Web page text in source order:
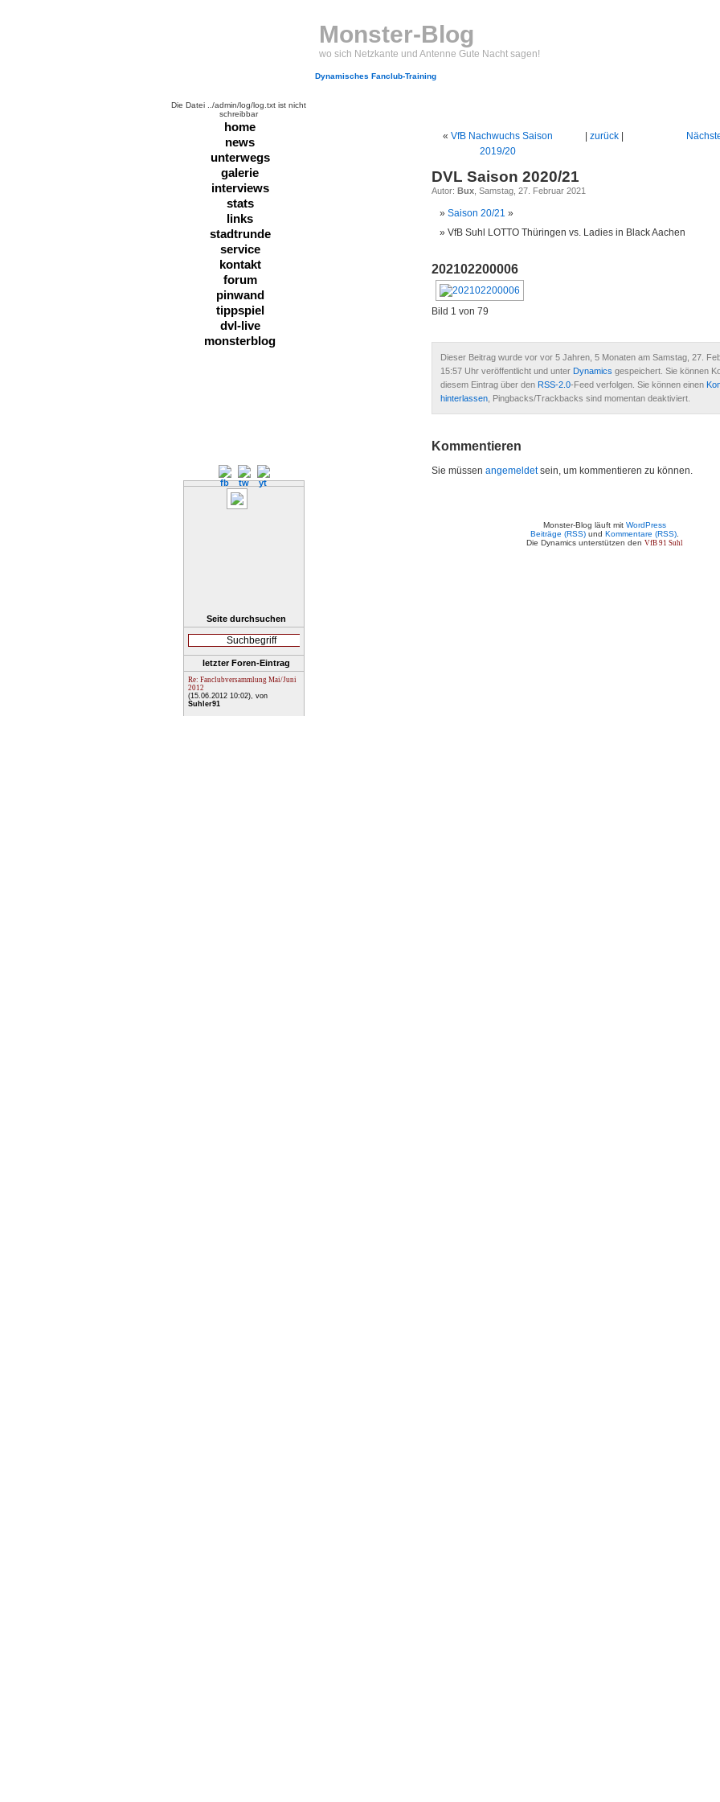
Die Datei ../admin/log/log.txt ist nicht
schreibbar
home
news
unterwegs
galerie
interviews
stats
links
stadtrunde
service
kontakt
forum
pinwand
tippspiel
dvl-live
monsterblog
Seite durchsuchen
letzter Foren-Eintrag
Re: Fanclubversammlung Mai/Juni
2012
(15.06.2012 10:02), von
Suhler91
Monster-Blog
wo sich Netzkante und Antenne Gute Nacht sagen!
Dynamisches Fanclub-Training
« VfB Nachwuchs Saison
2019/20
zurück
DVL Saison 2020/21
Autor: Bux , Samstag, 27. Februar 2021
Saison 20/21 »
VfB Suhl LOTTO Thüringen vs. Ladies in Black Aachen
202102200006
Bild 1 von 79
Dieser Beitrag wurde vor vor 5 Jahren, 5 Monaten am Samstag, 27.
15:57 Uhr veröffentlicht und unter Dynamics gespeichert. Sie können
diesem Eintrag über den RSS-2.0-Feed verfolgen. Sie können einen
hinterlassen , Pingbacks/Trackbacks sind momentan deaktiviert.
Kommentieren
Sie müssen angemeldetsein, um kommentieren zu können.
Monster-Blog läuft mit WordPress
Beiträge (RSS)und Kommentare (RSS).
Die Dynamics unterstützen den VfB 91 Suhl